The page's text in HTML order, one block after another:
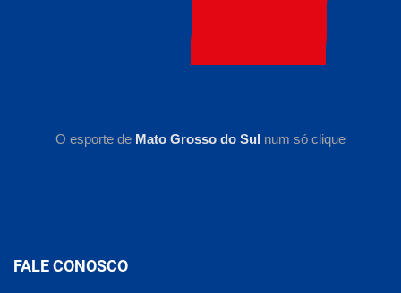
O esporte de Mato Grosso do Sul num só clique
FALE CONOSCO